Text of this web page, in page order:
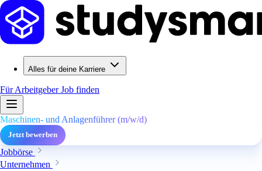
Alles für deine Karriere
Für ArbeitgeberJob finden
Maschinen- und Anlagenführer (m/w/d)
Jetzt bewerben
Jobbörse
Unternehmen